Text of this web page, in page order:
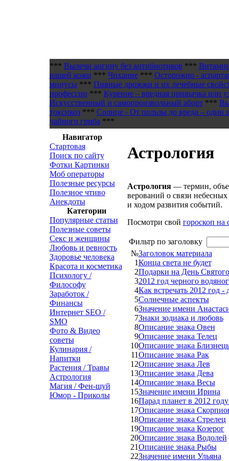
*** Вылечи ангину без антибиотиков ***
вашей кожи *** Чихание*** Осторожно -
минусы*** Пивные дрожжи и их лечебные
профессии *** Курение – вредная привычка или
Искусственный и самопроизвольный аборт***
токсикоз*** Солнце - От пользы до вреда – один
чайного гриба ***
Навигатор
Стартовая
Поиск по сайту
Фотки Картинки
Моб операторы
Полезные ресурсы
Полезное чтиво
Анекдоты
Категории
Популярные статьи
Полезные советы
Секс и женщины
Любовь и ревность
Здоровье человека
Красота и косметика
Психологу /
Философу
Заработок /
Финансы
Интернет SEO /
SMO
Фото & Видео
советы
Кулинария /
Напитки
Растения / Травы
Астрология
Магия / Фен-шуй
Юмор - Приколы
Астрология
Астрология— термин,
верований о связи
и ходом развития событий.
Посмотри свой гороскоп на
Фильтр по заголовку
№Заголовок материала
1Конца света не будет
2Подарки на День
32012 год черного
4Как встречать 2012 год -
5Солнечные аспекты
6Значение имени
7Знаки зодиака и любовь
8Описание знака Овен
9Описание знака Телец
10Описание знака
11Описание знака Рак
12Описание знака Лев
13Описание знака Дева
14Описание знака Весы
15Значение имени Ирина
16Парад планет в 2012
17Описание знака
18Описание знака Стрелец
19Описание знака Козерог
20Описание знака Водолей
21Описание знака Рыбы
22Значение имени Ульяна